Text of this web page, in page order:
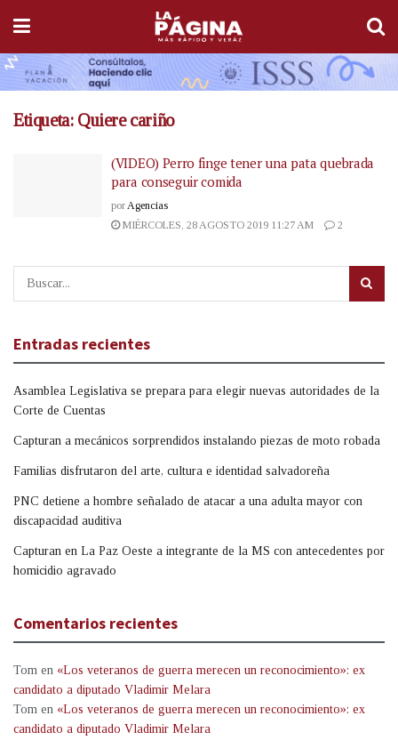
Etiqueta: Quiere cariño
(VIDEO) Perro finge tener una pata quebrada
para conseguir comida
por Agencias
MIÉRCOLES, 28 AGOSTO 2019 11:27 AM
2
Entradas recientes
Asamblea Legislativa se prepara para elegir nuevas autoridades de la
Corte de Cuentas
Capturan a mecánicos sorprendidos instalando piezas de moto robada
Familias disfrutaron del arte, cultura e identidad salvadoreña
PNC detiene a hombre señalado de atacar a una adulta mayor con
discapacidad auditiva
Capturan en La Paz Oeste a integrante de la MS con antecedentes por
homicidio agravado
Comentarios recientes
Tom en «Los veteranos de guerra merecen un reconocimiento»: ex
candidato a diputado Vladimir Melara
Tom en «Los veteranos de guerra merecen un reconocimiento»: ex
candidato a diputado Vladimir Melara